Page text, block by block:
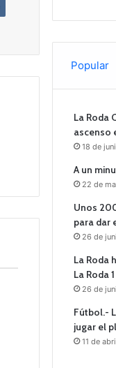
Popular
La Roda
ascenso
18 de
A un
22 de
Unos
para dar
26 de
La Roda
La Roda
26 de
Fútbol.-
jugar el
11 de